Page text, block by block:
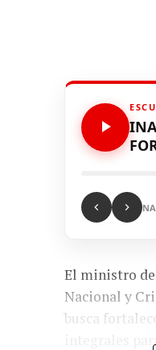
El ministro
Nacional y
busca
integrales